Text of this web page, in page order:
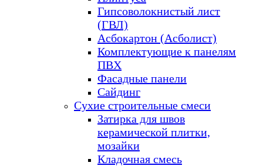
Гипсоволокнистый лист
(ГВЛ)
Асбокартон (Асболист)
Комплектующие к панелям
ПВХ
Фасадные панели
Сайдинг
Сухие строительные смеси
Затирка для швов
керамической плитки,
мозайки
Кладочная смесь